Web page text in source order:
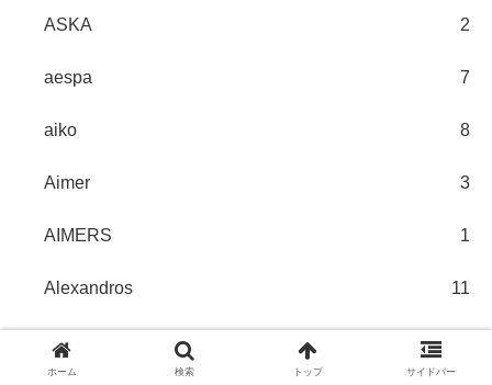
ASKA 2
aespa 7
aiko 8
Aimer 3
AIMERS 1
Alexandros 11
AmBitious
ホーム 検索 トップ サイドバー